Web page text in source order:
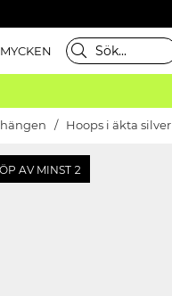
Hoops i äkta silver
AV MINST 2